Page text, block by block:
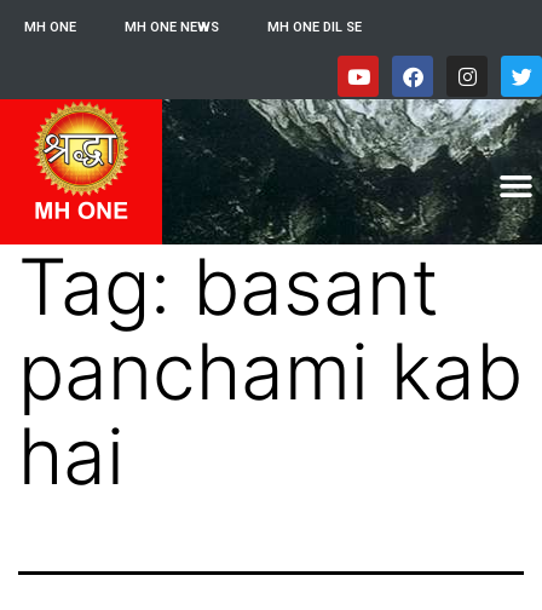
MH ONE MH ONE NEWS MH ONE DIL SE
Tag: basant
panchami kab
hai